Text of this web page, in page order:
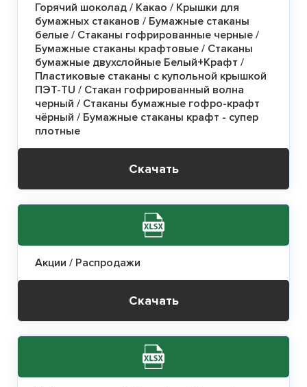
Горячий шоколад / Какао / Крышки для
бумажных стаканов / Бумажные стаканы
белые / Стаканы гофрированные черные /
Бумажные стаканы крафтовые / Стаканы
бумажные двухслойные Белый+Крафт /
Пластиковые стаканы с купольной крышкой
ПЭТ-TU / Стакан гофрированный волна
черный / Стаканы бумажные гофро-крафт
чёрный / Бумажные стаканы крафт - супер
плотные
Скачать
Акции / Распродажи
Скачать